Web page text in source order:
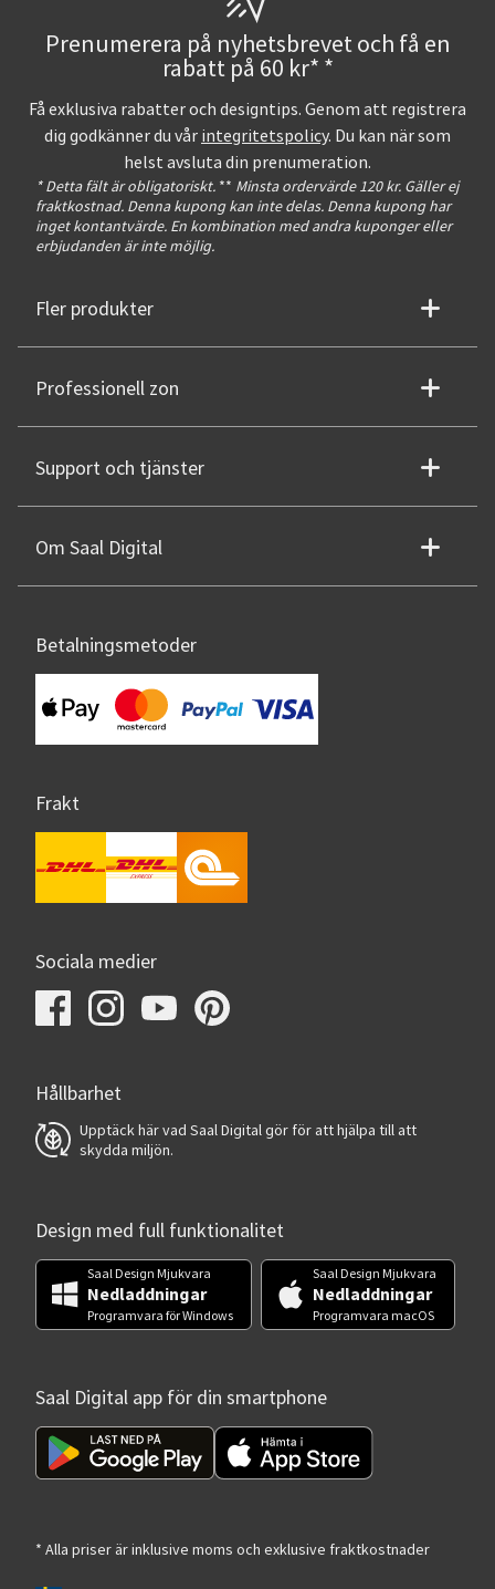
Prenumerera på nyhetsbrevet och få en
rabatt på 60 kr* *
Få exklusiva rabatter och designtips. Genom att registrera
dig godkänner du vår integritetspolicy. Du kan när som
helst avsluta din prenumeration.
* Detta fält är obligatoriskt. ** Minsta ordervärde 120 kr. Gäller ej
fraktkostnad. Denna kupong kan inte delas. Denna kupong har
inget kontantvärde. En kombination med andra kuponger eller
erbjudanden är inte möjlig.
Fler produkter
Professionell zon
Support och tjänster
Om Saal Digital
Betalningsmetoder
Frakt
Sociala medier
Hållbarhet
Upptäck här vad Saal Digital gör för att hjälpa till att
skydda miljön.
Design med full funktionalitet
Saal Design Mjukvara
Nedladdningar
Programvara för Windows
Saal Design Mjukvara
Nedladdningar
Programvara macOS
Saal Digital app för din smartphone
* Alla priser är inklusive moms och exklusive fraktkostnader